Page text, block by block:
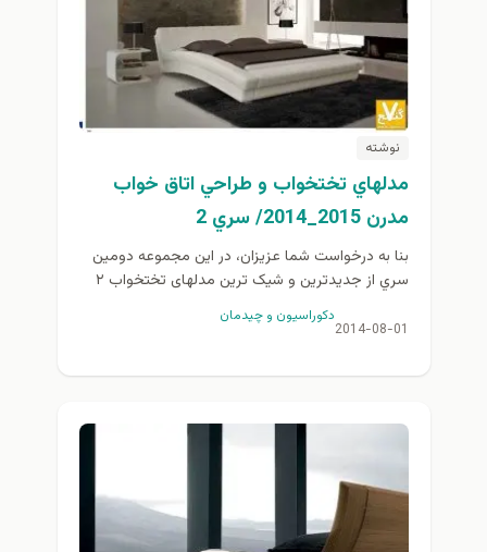
نوشته
مدلهاي تختخواب و طراحي اتاق خواب
مدرن 2015_2014/ سري 2
بنا به درخواست شما عزيزان، در این مجموعه دومين
سري از جدیدترین و شیک ترین مدلهای تختخواب ۲
2014-08-01
دكوراسيون و چيدمان